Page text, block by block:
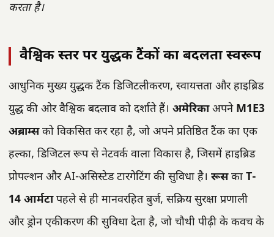
करता है।
वैश्विक स्तर पर युद्धक टैंकों का बदलता स्वरूप
आधुनिक मुख्य युद्धक टैंक डिजिटलीकरण, स्वायत्तता और हाइब्रिड
युद्ध की ओर वैश्विक बदलाव को दर्शाते हैं। अमेरिकाअपने M1E3
अब्राम्सको विकसित कर रहा है, जो अपने प्रतिष्ठित टैंक का एक
हल्का, डिजिटल रूप से नेटवर्क वाला विकास है, जिसमें हाइब्रिड
प्रोपल्शन और AI-असिस्टेड टारगेटिंग की सुविधा है। रूसका T-
14 आर्मटापहले से ही मानवरहित बुर्ज, सक्रिय सुरक्षा प्रणाली
और ड्रोन एकीकरण की सुविधा देता है, जो चौथी पीढ़ी के कवच के